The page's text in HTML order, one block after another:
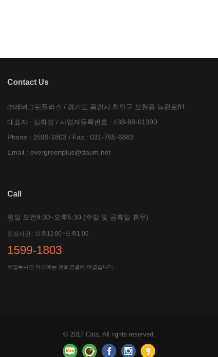
Contact Us
㈜에버그린플러스 / 경기도 용인시 처인구 모현읍 능원로91
대표자 : 심화섭 / 사업자등록번호 : 438-88-01390
Phone : 1599-1803 / Fax : 031-765-6883
Email : evergreenplus@daum.net
Call
평일 오전9:30~오후5:30 (주말 및 공휴일 휴무)
점심시간 : 오후12:00~오후1:00
1599-1803
※업무시간 이외에는 전화연결이 어렵습니다.
© 2017 Cata, All rights reserved.